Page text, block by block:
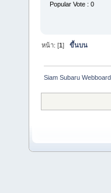
Popular Vote : 0
หน้า: [1]ขึ้นบน
Siam Subaru Webboard